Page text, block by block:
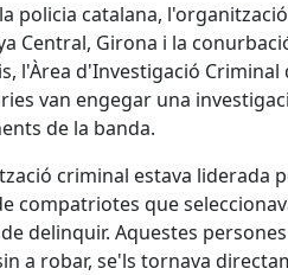
policia catalana,
Central, Girona i la
l'Àrea d'Investigació Criminal
van engegar una
de la banda.
criminal estava liderada
compatriotes que
delinquir. Aquestes
a robar, se'ls tornava